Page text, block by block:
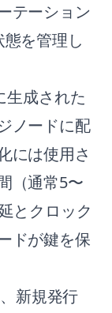
テーション
を管理し
生成された
ノードに配
には使用さ
（通常5〜
とクロック
ドが鍵を保
新規発行